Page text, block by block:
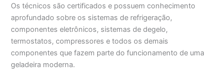
Os técnicos são certificados e possuem conhecimento
aprofundado sobre os sistemas de refrigeração,
componentes eletrônicos, sistemas de degelo,
termostatos, compressores e todos os demais
componentes que fazem parte do funcionamento de uma
geladeira moderna.